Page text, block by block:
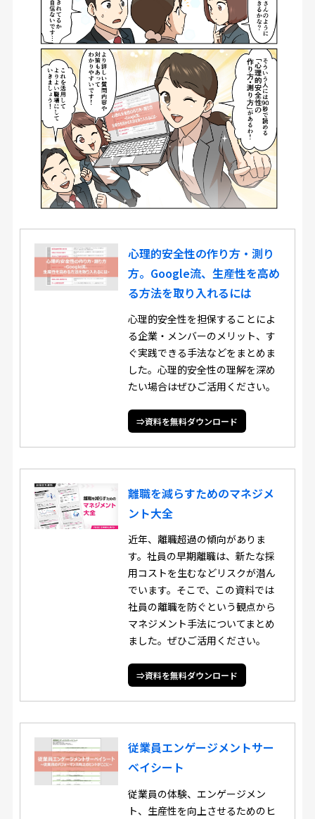
心理的安全性の作り方・測り
方。Google流、生産性を高め
る方法を取り入れるには
心理的安全性を担保することによ
る企業・メンバーのメリット、す
ぐ実践できる手法などをまとめま
した。心理的安全性の理解を深め
たい場合はぜひご活用ください。
⇒資料を無料ダウンロード
離職を減らすためのマネジメ
ント大全
近年、離職超過の傾向がありま
す。社員の早期離職は、新たな採
用コストを生むなどリスクが潜ん
でいます。そこで、この資料では
社員の離職を防ぐという観点から
マネジメント手法についてまとめ
ました。ぜひご活用ください。
⇒資料を無料ダウンロード
従業員エンゲージメントサー
ベイシート
従業員の体験、エンゲージメン
ト、生産性を向上させるためのヒ